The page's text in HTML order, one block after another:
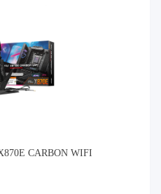
CARBON WIFI